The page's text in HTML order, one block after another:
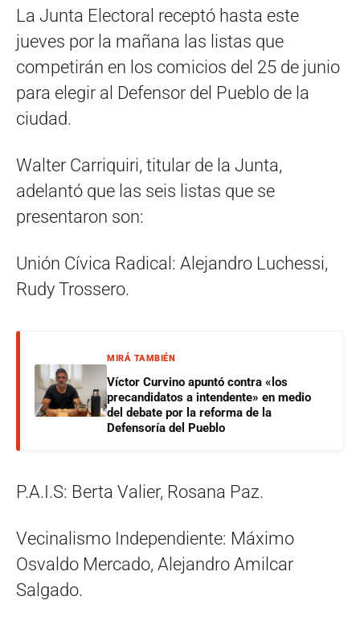
La Junta Electoral receptó hasta este
jueves por la mañana las listas que
competirán en los comicios del 25 de junio
para elegir al Defensor del Pueblo de la
ciudad.
Walter Carriquiri, titular de la Junta,
adelantó que las seis listas que se
presentaron son:
Unión Cívica Radical: Alejandro Luchessi,
Rudy Trossero.
MIRÁ TAMBIÉN
Víctor Curvino apuntó contra «los
precandidatos a intendente» en medio
del debate por la reforma de la
Defensoría del Pueblo
P.A.I.S: Berta Valier, Rosana Paz.
Vecinalismo Independiente: Máximo
Osvaldo Mercado, Alejandro Amilcar
Salgado.